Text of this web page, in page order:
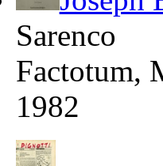
Sarenco
Factotum,
1982